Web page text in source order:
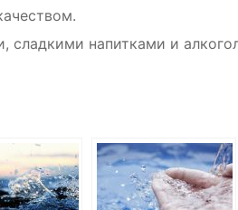
сладкими напитками и